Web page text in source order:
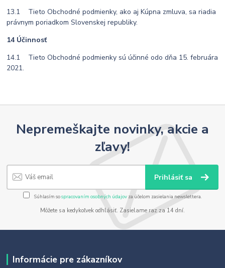
13.1 Tieto Obchodné podmienky, ako aj Kúpna zmluva, sa riadia
právnym poriadkom Slovenskej republiky.
14 Účinnosť
14.1 Tieto Obchodné podmienky sú účinné odo dňa 15. februára
2021.
Nepremeškajte novinky, akcie a
zľavy!
Prihlásiť sa
Súhlasím sospracovaním osobných údajov za účelom zasielania newslettera.
Môžete sa kedykoľvek odhlásiť. Zasielame raz za 14 dní.
Informácie pre zákazníkov